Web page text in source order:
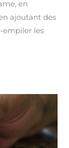
en
ajoutant des
les